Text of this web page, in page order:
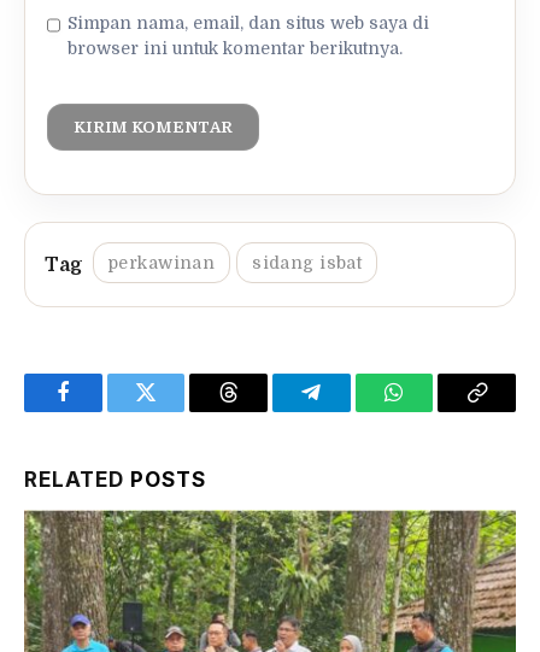
Simpan nama, email, dan situs web saya di
browser ini untuk komentar berikutnya.
perkawinan sidang isbat
FacebookTwitter Threads TelegramWhatsAppCopy
RELATED POSTS